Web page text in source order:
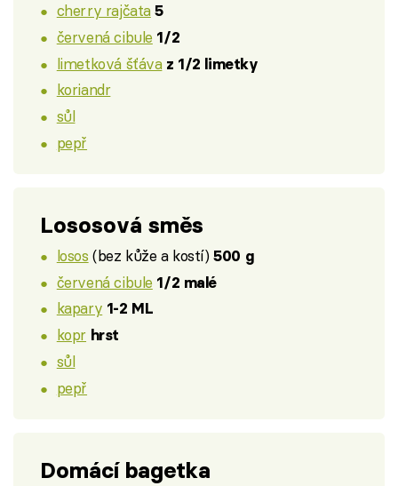
cherry rajčata 5
červená cibule 1/2
limetková šťáva z 1/2 limetky
koriandr
sůl
pepř
Lososová směs
losos (bez kůže a kostí)500 g
červená cibule 1/2 malé
kapary 1-2 ML
kopr hrst
sůl
pepř
Domácí bagetka